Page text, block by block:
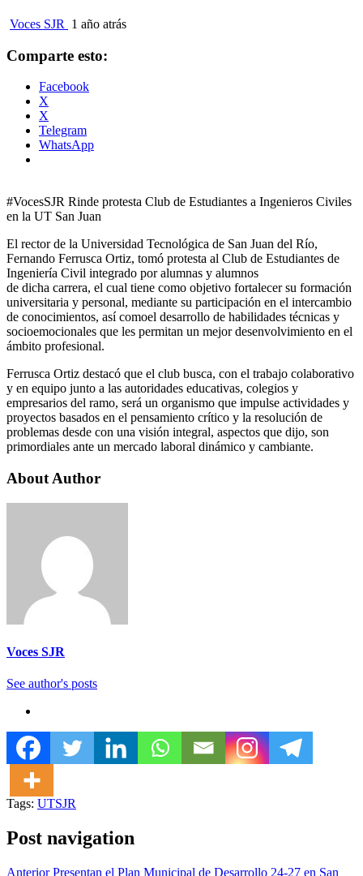
Voces SJR 1 año atrás
Comparte esto:
Facebook
X
X
Telegram
WhatsApp
#VocesSJR Rinde protesta Club de Estudiantes a Ingenieros Civiles
en la UT San Juan
El rector de la Universidad Tecnológica de San Juan del Río,
Fernando Ferrusca Ortiz, tomó protesta al Club de Estudiantes de
Ingeniería Civil integrado por alumnas y alumnos
de dicha carrera, el cual tiene como objetivo fortalecer su formación
universitaria y personal, mediante su participación en el intercambio
de conocimientos, así comoel desarrollo de habilidades técnicas y
socioemocionales que les permitan un mejor desenvolvimiento en el
ámbito profesional.
Ferrusca Ortiz destacó que el club busca, con el trabajo colaborativo
y en equipo junto a las autoridades educativas, colegios y
empresarios del ramo, será un organismo que impulse actividades y
proyectos basados en el pensamiento crítico y la resolución de
problemas desde con una visión integral, aspectos que dijo, son
primordiales ante un mercado laboral dinámico y cambiante.
About Author
Voces SJR
See author's posts
Tags: UTSJR
Post navigation
AnteriorPresentan el Plan Municipal de Desarrollo 24-27 en San